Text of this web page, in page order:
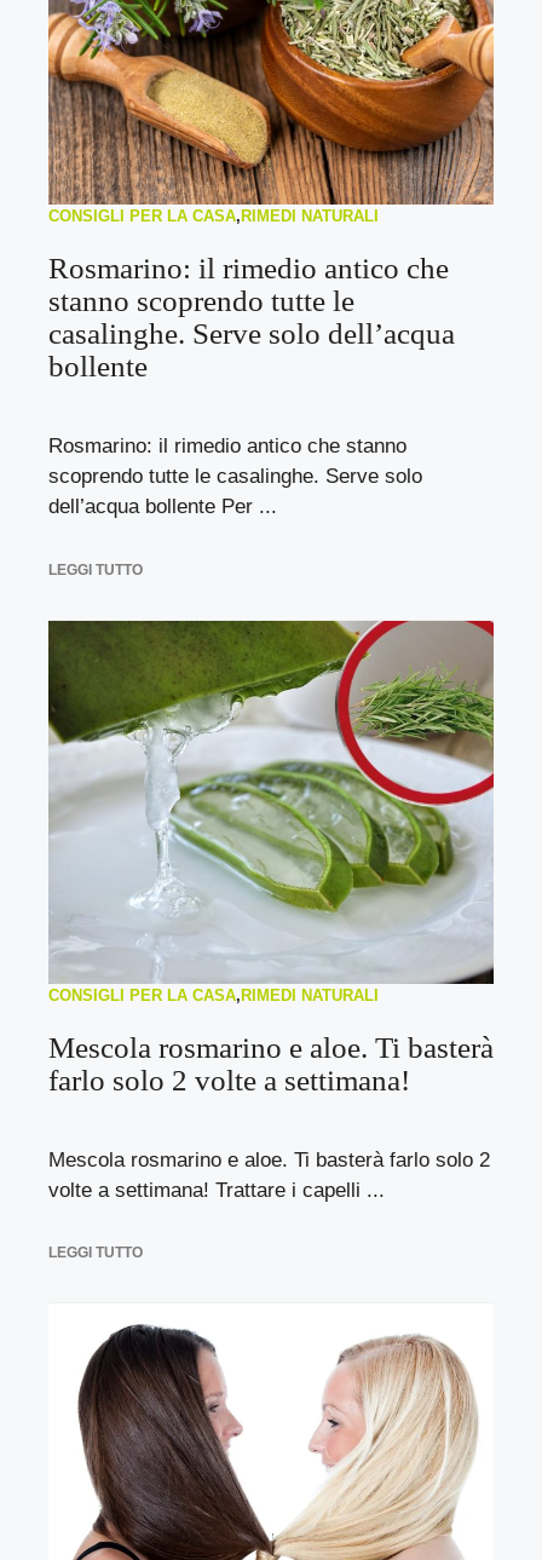
CONSIGLI PER LA CASA, RIMEDI NATURALI
Rosmarino: il rimedio antico che
stanno scoprendo tutte le
casalinghe. Serve solo dell’acqua
bollente
Rosmarino: il rimedio antico che stanno
scoprendo tutte le casalinghe. Serve solo
dell’acqua bollente Per ...
LEGGI TUTTO
CONSIGLI PER LA CASA,RIMEDI NATURALI
Mescola rosmarino e aloe. Ti basterà
farlo solo 2 volte a settimana!
Mescola rosmarino e aloe. Ti basterà farlo solo 2
volte a settimana! Trattare i capelli ...
LEGGI TUTTO